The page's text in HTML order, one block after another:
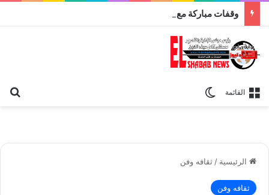
القائمة
الرئيسية / ثقافه وفن
ثقافه وفن